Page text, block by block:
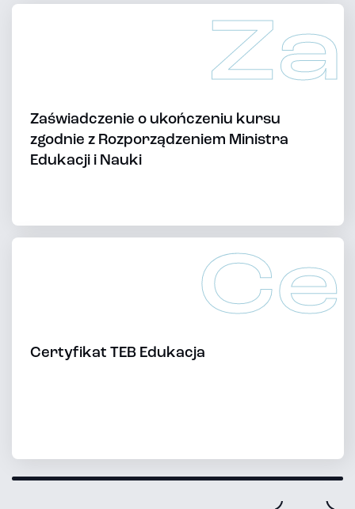
Za
Zaświadczenie o ukończeniu kursu
zgodnie z Rozporządzeniem Ministra
Edukacji i Nauki
Ce
Certyfikat TEB Edukacja